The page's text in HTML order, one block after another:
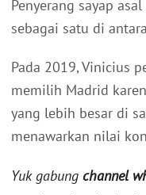
Penyerang sayap
sebagai satu di
Pada 2019, Vinicius
memilih Madrid
yang lebih besar di
menawarkan nilai
Yuk gabung channel